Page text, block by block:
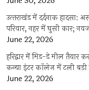
उत्‍तराखंड में दर्दनाक हादसा:
परिवार, नहर में घुसी कार;
June 22, 2026
हरिद्वार में मिड-डे मील
कन्या इंटर कॉलेज में टली बड़ी
June 22, 2026